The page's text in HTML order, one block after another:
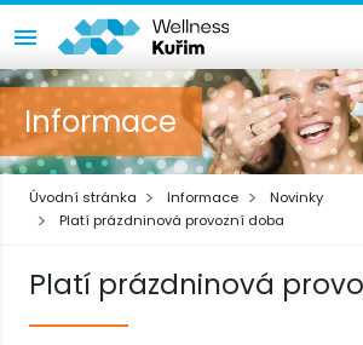
Informace
Úvodní stránka Informace
Novinky
Platí prázdninová provozní doba
Platí prázdninová